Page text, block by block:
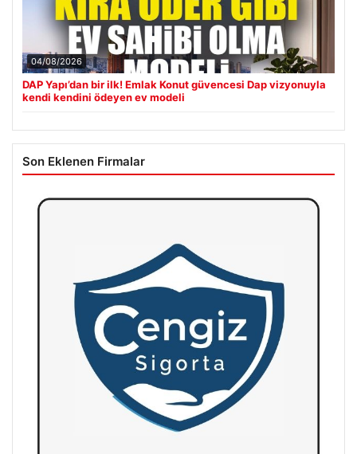
04/08/2026
DAP Yapı’dan bir ilk! Emlak Konut güvencesi Dap vizyonuyla
kendi kendini ödeyen ev modeli
Son Eklenen Firmalar